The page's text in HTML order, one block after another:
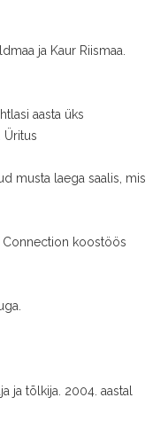
ja Kaur Riismaa.
aasta üks
Üritus
musta laega saalis, mis
Connection koostöös
ja tõlkija. 2004. aastal